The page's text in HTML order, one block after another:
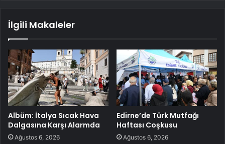
İlgili Makaleler
Albüm: İtalya Sıcak Hava
Dalgasına Karşı Alarmda
Ağustos 6, 2026
Edirne’de Türk Mutfağı
Haftası Coşkusu
Ağustos 6, 2026